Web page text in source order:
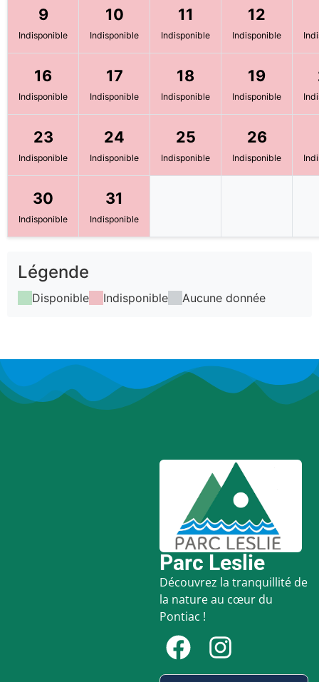
9
Indisponible
10
Indisponible
11
Indisponible
12
Indisponible
16
Indisponible
17
Indisponible
18
Indisponible
19
Indisponible
23
Indisponible
24
Indisponible
25
Indisponible
26
Indisponible
30
Indisponible
31
Indisponible
Légende
Disponible Indisponible Aucune donnée
Parc Leslie
Découvrez la tranquillité de
la nature au cœur du
Pontiac !